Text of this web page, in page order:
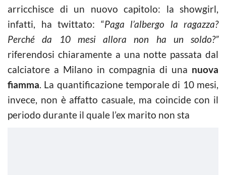
arricchisce di un nuovo capitolo: la showgirl,
infatti, ha twittato: “Paga l’albergo la ragazza?
Perché da 10 mesi allora non ha un soldo?”
riferendosi chiaramente a una notte passata dal
calciatore a Milano in compagnia di una nuova
fiamma. La quantificazione temporale di 10 mesi,
invece, non è affatto casuale, ma coincide con il
periodo durante il quale l’ex marito non sta